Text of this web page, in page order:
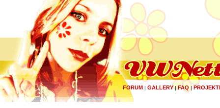
FORUM | GALLERY|FAQ |